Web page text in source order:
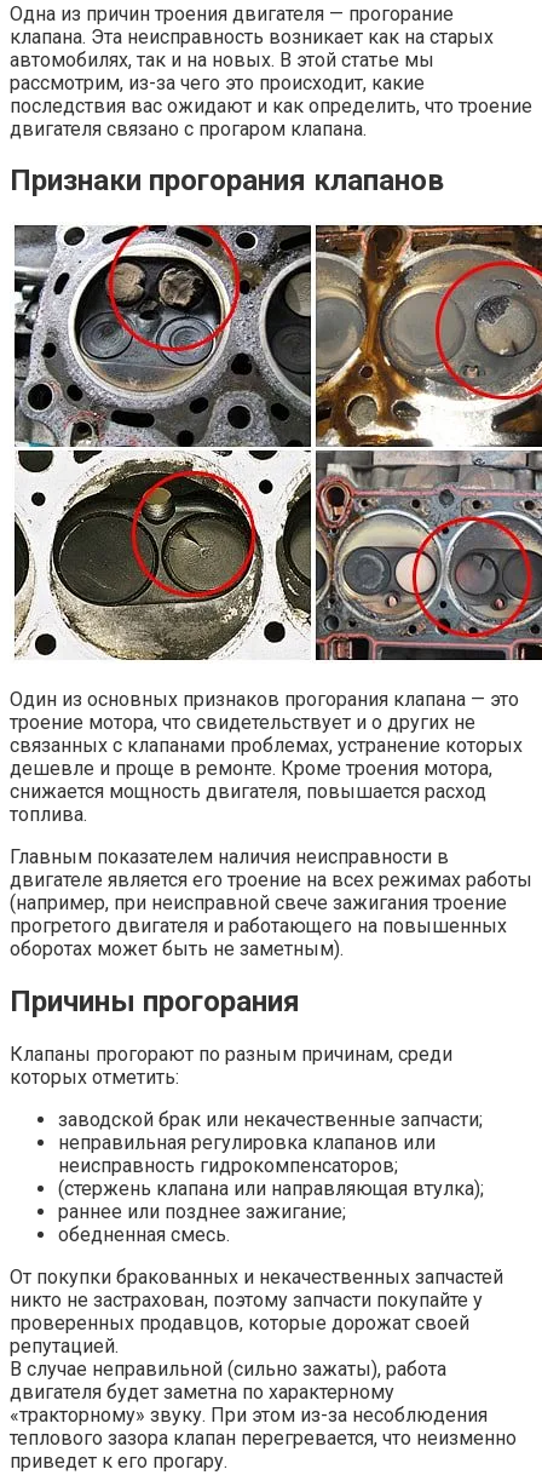
Одна из причин троения двигателя — прогорание
клапана. Эта неисправность возникает как на старых
автомобилях, так и на новых. В этой статье мы
рассмотрим, из-за чего это происходит, какие
последствия вас ожидают и как определить, что троение
двигателя связано с прогаром клапана.
Признаки прогорания клапанов
Один из основных признаков прогорания клапана — это
троение мотора, что свидетельствует и о других не
связанных с клапанами проблемах, устранение которых
дешевле и проще в ремонте. Кроме троения мотора,
снижается мощность двигателя, повышается расход
топлива.
Главным показателем наличия неисправности в
двигателе является его троение на всех режимах работы
(например, при неисправной свече зажигания троение
прогретого двигателя и работающего на повышенных
оборотах может быть не заметным).
Причины прогорания
Клапаны прогорают по разным причинам, среди
которых отметить:
заводской брак или некачественные запчасти;
неправильная регулировка клапанов или
неисправность гидрокомпенсаторов;
(стержень клапана или направляющая втулка);
раннее или позднее зажигание;
обедненная смесь.
От покупки бракованных и некачественных запчастей
никто не застрахован, поэтому запчасти покупайте у
проверенных продавцов, которые дорожат своей
репутацией.
В случае неправильной (сильно зажаты), работа
двигателя будет заметна по характерному
«тракторному» звуку. При этом из-за несоблюдения
теплового зазора клапан перегревается, что неизменно
приведет к его прогару.